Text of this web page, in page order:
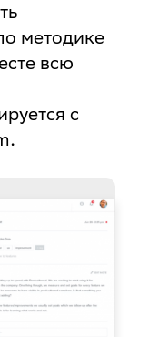
методике
всю
с